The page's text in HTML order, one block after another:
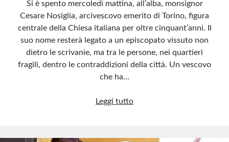
senza alcuna periodicità. Non può pertanto considerarsi un prodotto editoriale ai
sensi della legge n· 62 del 7.03.2001. L’autore non è responsabile di quanto
pubblicato dai lettori nei commenti ai vari post. Saranno comunque cancellati quelli
ritenuti offensivi o lesivi dell’immagine o dell’onorabilità di terzi, di genere spam,
razzisti o che contengano dati personali non conformi al rispetto delle norme sulla
privacy. Alcune immagini inserite in questo blog sono tratte da Internet e, pertanto,
considerate di pubblico dominio. Qualora la loro pubblicazione violasse eventuali
diritti d’autore, vi invito a comunicarlo via e-mail a info[at]dinovalle.it e saranno
immediatamente rimosse. L’autore del blog non è responsabile dei siti collegati
tramite link né del loro contenuto, che può essere soggetto a variazioni nel tempo.
Si è spento mercoledì mattina, all’alba, monsignor
Cesare Nosiglia, arcivescovo emerito di Torino, figura
centrale della Chiesa italiana per oltre cinquant’anni. Il
suo nome resterà legato a un episcopato vissuto non
dietro le scrivanie, ma tra le persone, nei quartieri
fragili, dentro le contraddizioni della città. Un vescovo
che ha…
Leggi tuttoAddio
Cesare